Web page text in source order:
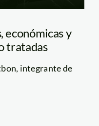
económicas y
tratadas
integrante de